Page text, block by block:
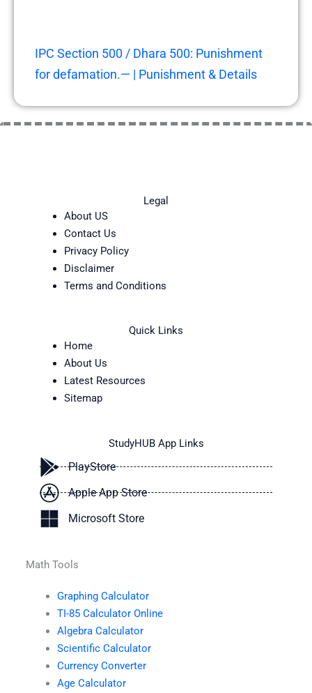
IPC Section 500 / Dhara 500: Punishment
for defamation.— | Punishment & Details
Legal
About US
Contact Us
Privacy Policy
Disclaimer
Terms and Conditions
Quick Links
Home
About Us
Latest Resources
Sitemap
StudyHUB App Links
PlayStore
Apple App Store
Microsoft Store
Math Tools
Graphing Calculator
TI-85 Calculator Online
Algebra Calculator
Scientific Calculator
Currency Converter
Age Calculator